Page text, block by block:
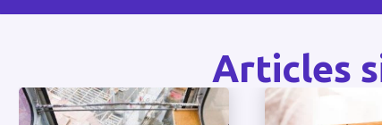
Articles